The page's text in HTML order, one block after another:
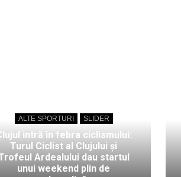
ALTE SPORTURI SLIDER
intră în febra ciclismului:
Turul Ciclist al Clujului și
Ardealului dau startul
unui weekend plin de